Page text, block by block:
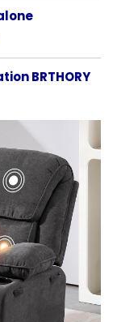
BRTHORY